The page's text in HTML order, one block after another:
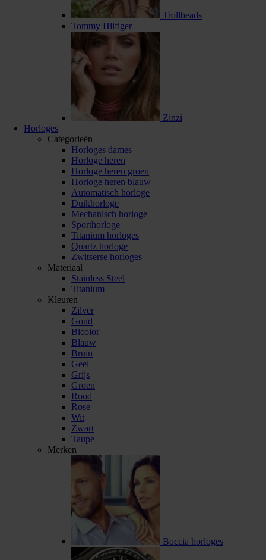
Trollbeads
Tommy Hilfiger
Zinzi
Horloges
Categorieën
Horloges dames
Horloge heren
Horloge heren groen
Horloge heren blauw
Automatisch horloge
Duikhorloge
Mechanisch horloge
Sporthorloge
Titanium horloges
Quartz horloge
Zwitserse horloges
Materiaal
Stainless Steel
Titanium
Kleuren
Zilver
Goud
Bicolor
Blauw
Bruin
Geel
Grijs
Groen
Rood
Rose
Wit
Zwart
Taupe
Merken
Boccia horloges